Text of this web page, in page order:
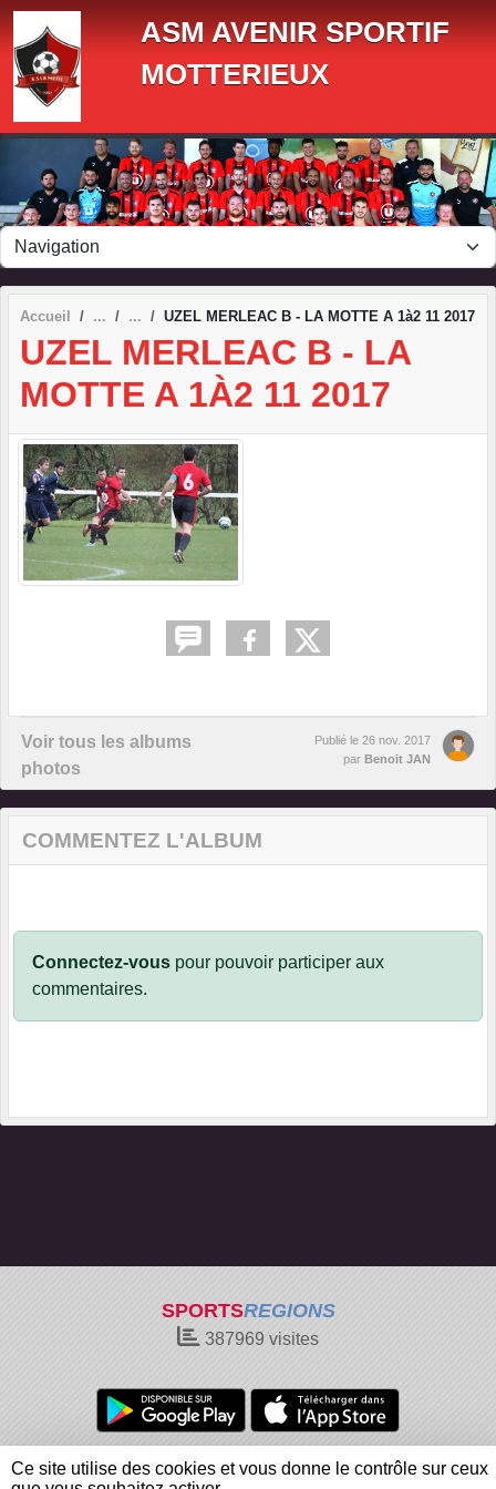
ASM AVENIR SPORTIF
MOTTERIEUX
Accueil UZEL MERLEAC B - LA MOTTE A 1à2 11 2017
UZEL MERLEAC B - LA
MOTTE A 1À2 11 2017
Voir tous les albums
photos
Publié le 26 nov. 2017
par Benoit JAN
COMMENTEZ L'ALBUM
Connectez-vous pour pouvoir participer aux
commentaires.
SPORTSREGIONS
387969 visites
Charte cookies
Gestion des cookies
Panneau de gestion des cookies
Ce site utilise des cookies et vous donne le contrôle sur ceux